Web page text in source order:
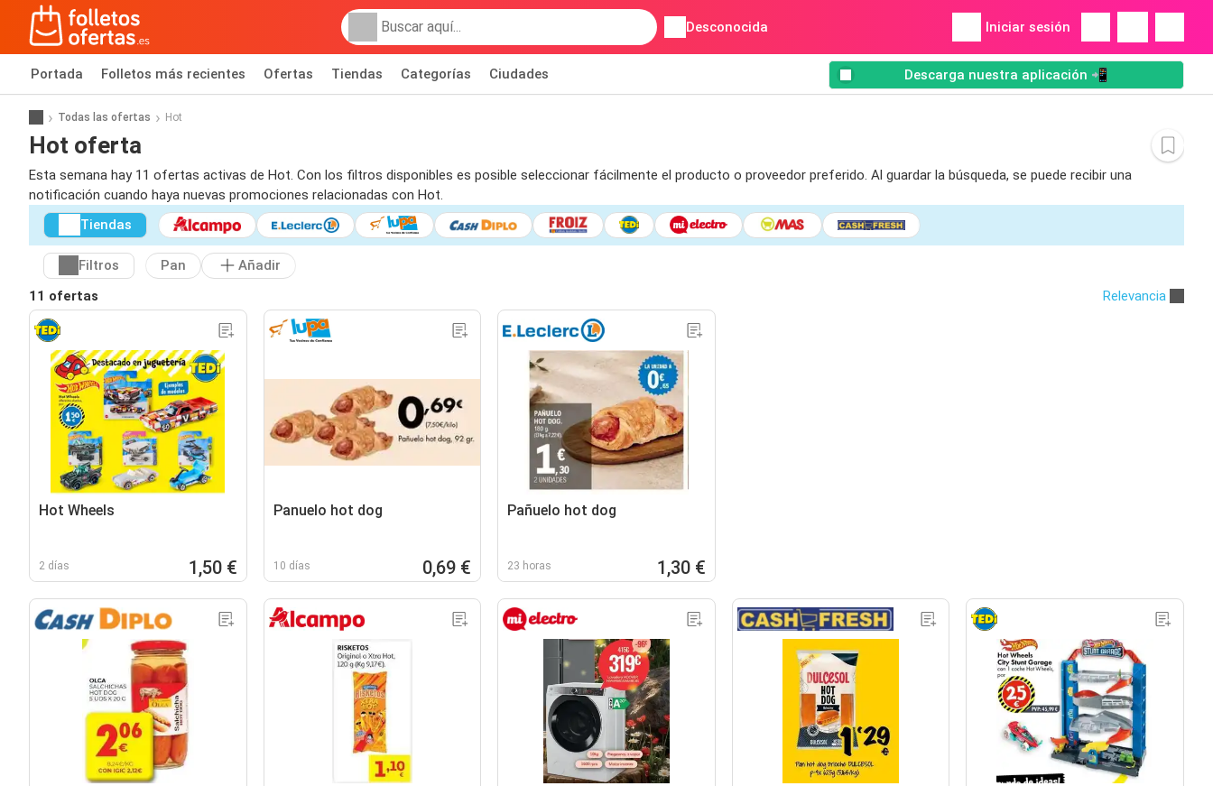
Desconocida Iniciar sesión
Portada Folletos más recientes Ofertas Tiendas Categorías Ciudades Descarga nuestra aplicación 📲
Todas las ofertas Hot
Hot oferta
Esta semana hay 11 ofertas activas de Hot. Con los filtros disponibles es posible seleccionar fácilmente el producto o proveedor preferido. Al guardar la búsqueda, se puede recibir una
notificación cuando haya nuevas promociones relacionadas con Hot.
Tiendas
Filtros Pan
Añadir
11 ofertas
Relevancia
Hot Wheels
2 días 1,50 €
Panuelo hot dog
10 días 0,69 €
Pañuelo hot dog
23 horas 1,30 €